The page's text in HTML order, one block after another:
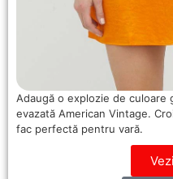
Adaugă o explozie de culoare
evazată American Vintage.
fac perfectă pentru vară.